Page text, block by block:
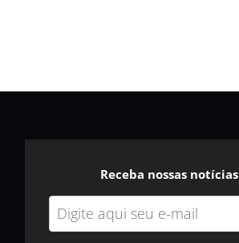
Receba nossas notícias